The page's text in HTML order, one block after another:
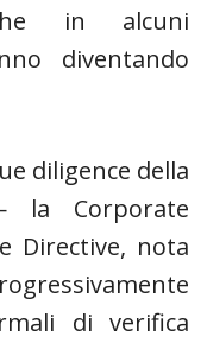
in alcuni
diventando
diligence della
la Corporate
Directive, nota
di verifica